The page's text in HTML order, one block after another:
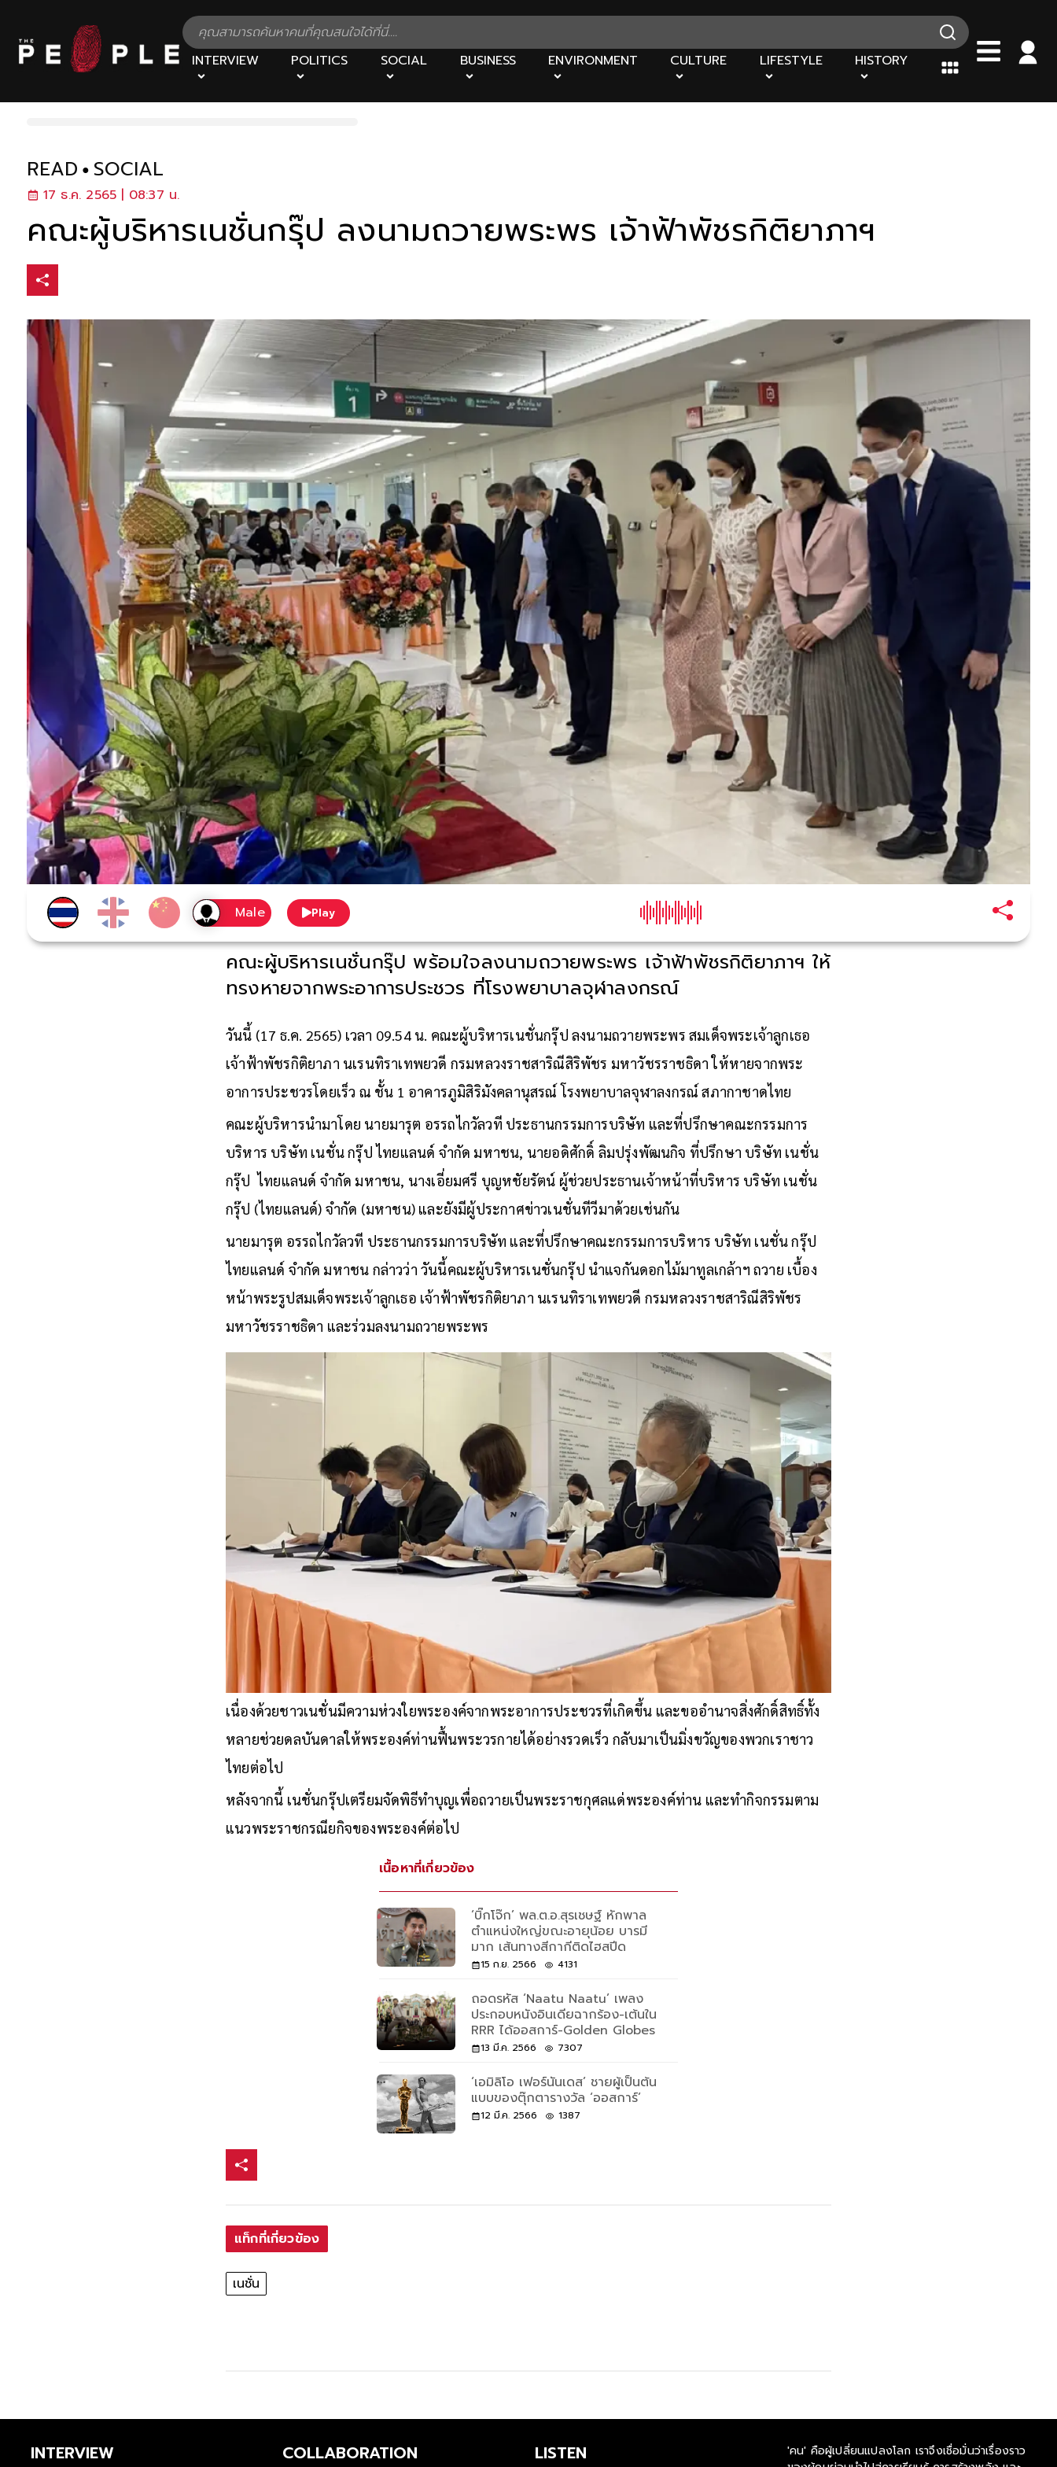
INTERVIEW POLITICS SOCIAL BUSINESS ENVIRONMENT CULTURE LIFESTYLE HISTORY
READ SOCIAL
17 ธ.ค. 2565 | 08:37 น.
คณะผู้บริหารเนชั่นกรุ๊ป ลงนามถวายพระพร เจ้าฟ้าพัชรกิติยาภาฯ
Play
คณะผู้บริหารเนชั่นกรุ๊ป พร้อมใจลงนามถวายพระพร เจ้าฟ้าพัชรกิติยาภาฯ ให้
ทรงหายจากพระอาการประชวร ที่โรงพยาบาลจุฬาลงกรณ์
วันนี้ (17 ธ.ค. 2565) เวลา 09.54 น. คณะผู้บริหารเนชั่นกรุ๊ป ลงนามถวายพระพร สมเด็จพระเจ้าลูกเธอ
เจ้าฟ้าพัชรกิติยาภา นเรนทิราเทพยวดี กรมหลวงราชสาริณีสิริพัชร มหาวัชรราชธิดา ให้หายจากพระ
อาการประชวรโดยเร็ว ณ ชั้น 1 อาคารภูมิสิริมังคลานุสรณ์ โรงพยาบาลจุฬาลงกรณ์ สภากาชาดไทย
คณะผู้บริหารนำมาโดย นายมารุต อรรถไกวัลวที ประธานกรรมการบริษัท และที่ปรึกษาคณะกรรมการ
บริหาร บริษัท เนชั่น กรุ๊ป ไทยแลนด์ จำกัด มหาชน, นายอดิศักดิ์ ลิมปรุ่งพัฒนกิจ ที่ปรึกษา บริษัท เนชั่น
กรุ๊ป ไทยแลนด์ จำกัด มหาชน, นางเอี่ยมศรี บุญหชัยรัตน์ ผู้ช่วยประธานเจ้าหน้าที่บริหาร บริษัท เนชั่น
กรุ๊ป (ไทยแลนด์) จำกัด (มหาชน) และยังมีผู้ประกาศข่าวเนชั่นทีวีมาด้วยเช่นกัน
นายมารุต อรรถไกวัลวที ประธานกรรมการบริษัท และที่ปรึกษาคณะกรรมการบริหาร บริษัท เนชั่น กรุ๊ป
ไทยแลนด์ จำกัด มหาชน กล่าวว่า วันนี้คณะผู้บริหารเนชั่นกรุ๊ป นำแจกันดอกไม้มาทูลเกล้าฯ ถวาย เบื้อง
หน้าพระรูปสมเด็จพระเจ้าลูกเธอ เจ้าฟ้าพัชรกิติยาภา นเรนทิราเทพยวดี กรมหลวงราชสาริณีสิริพัชร
มหาวัชรราชธิดา และร่วมลงนามถวายพระพร
เนื่องด้วยชาวเนชั่นมีความห่วงใยพระองค์จากพระอาการประชวรที่เกิดขึ้น และขออำนาจสิ่งศักดิ์สิทธิ์ทั้ง
หลายช่วยดลบันดาลให้พระองค์ท่านฟื้นพระวรกายได้อย่างรวดเร็ว กลับมาเป็นมิ่งขวัญของพวกเราชาว
ไทยต่อไป
หลังจากนี้ เนชั่นกรุ๊ปเตรียมจัดพิธีทำบุญเพื่อถวายเป็นพระราชกุศลแด่พระองค์ท่าน และทำกิจกรรมตาม
แนวพระราชกรณียกิจของพระองค์ต่อไป
เนื้อหาที่เกี่ยวข้อง
‘บิ๊กโจ๊ก’ พล.ต.อ.สุรเชษฐ์ หักพาล
ตำแหน่งใหญ่ขณะอายุน้อย บารมี
มาก เส้นทางสีกากีติดไฮสปีด
15 ก.ย. 2566 4131
ถอดรหัส ‘Naatu Naatu’ เพลง
ประกอบหนังอินเดียฉากร้อง-เต้นใน
RRR ได้ออสการ์-Golden Globes
13 มี.ค. 2566 7307
‘เอมิลิโอ เฟอร์นันเดส’ ชายผู้เป็นต้น
แบบของตุ๊กตารางวัล ‘ออสการ์’
12 มี.ค. 2566 1387
แท็กที่เกี่ยวข้อง
เนชั่น
INTERVIEW COLLABORATION LISTEN
'คน' คือผู้เปลี่ยนแปลงโลก เราจึงเชื่อมั่นว่าเรื่องราว